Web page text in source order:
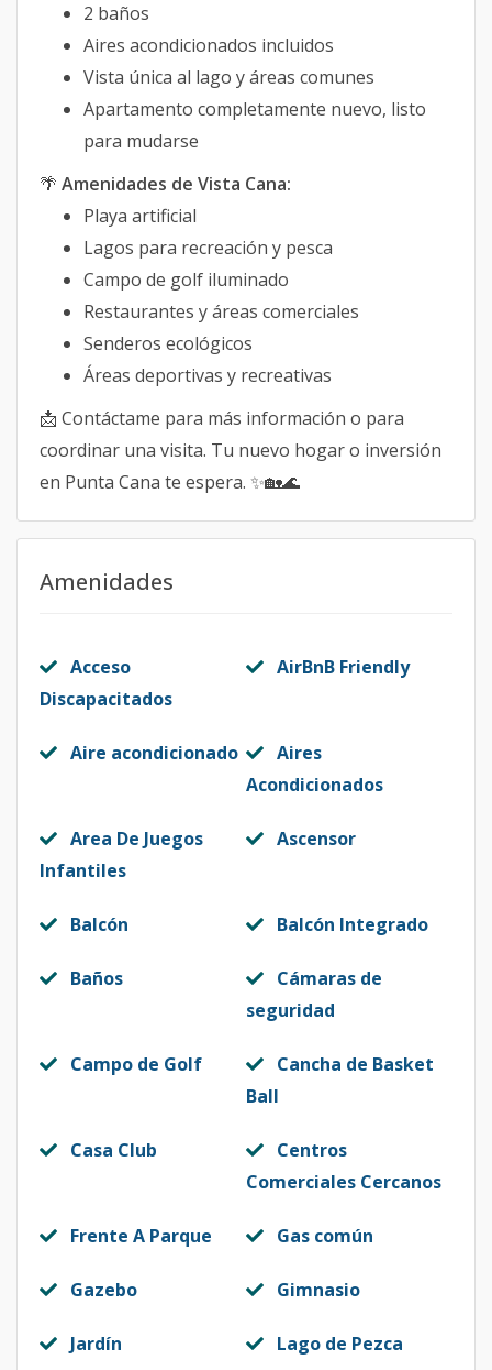
2 baños
Aires acondicionados incluidos
Vista única al lago y áreas comunes
Apartamento completamente nuevo, listo
para mudarse
🌴 Amenidades de Vista Cana:
Playa artificial
Lagos para recreación y pesca
Campo de golf iluminado
Restaurantes y áreas comerciales
Senderos ecológicos
Áreas deportivas y recreativas
📩 Contáctame para más información o para
coordinar una visita. Tu nuevo hogar o inversión
en Punta Cana te espera. ✨🏡🌊
Amenidades
Acceso
Discapacitados
AirBnB Friendly
Aire acondicionado
Aires
Acondicionados
Area De Juegos
Infantiles
Ascensor
Balcón Balcón Integrado
Baños
Cámaras de
seguridad
Campo de Golf
Cancha de Basket
Ball
Casa Club
Centros
Comerciales Cercanos
Frente A Parque Gas común
Gazebo Gimnasio
Jardín Lago de Pezca